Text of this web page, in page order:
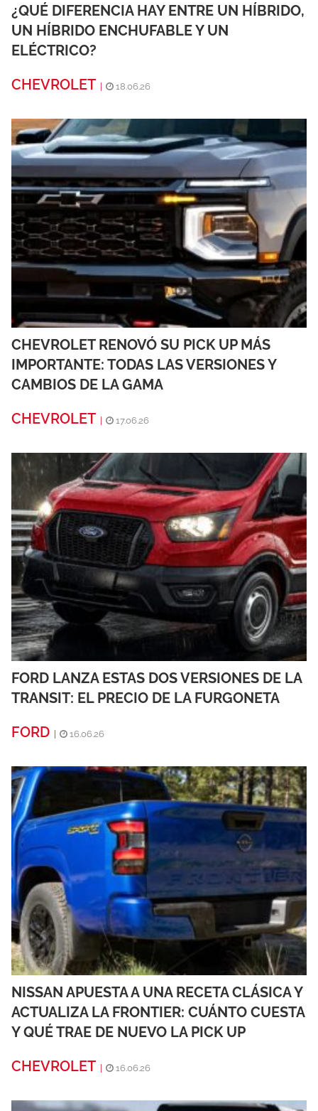
¿QUÉ DIFERENCIA HAY ENTRE UN HÍBRIDO,
UN HÍBRIDO ENCHUFABLE Y UN
ELÉCTRICO?
CHEVROLET
18.06.26
CHEVROLET RENOVÓ SU PICK UP MÁS
IMPORTANTE: TODAS LAS VERSIONES Y
CAMBIOS DE LA GAMA
CHEVROLET
17.06.26
FORD LANZA ESTAS DOS VERSIONES DE LA
TRANSIT: EL PRECIO DE LA FURGONETA
FORD
16.06.26
NISSAN APUESTA A UNA RECETA CLÁSICA Y
ACTUALIZA LA FRONTIER: CUÁNTO CUESTA
Y QUÉ TRAE DE NUEVO LA PICK UP
CHEVROLET
16.06.26